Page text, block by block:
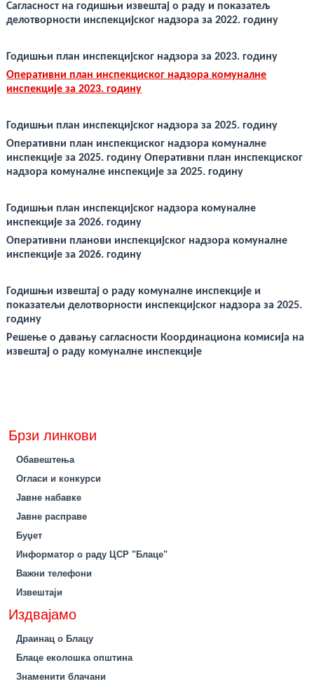
Сагласност на годишњи извештај о раду и показатељ
делотворности инспекцијског надзора за 2022. годину
Годишњи план инспекцијског надзора за 2023. годину
Оперативни план инспекциског надзора комуналне
инспекције за 2023. годину
Годишњи план инспекцијског надзора за 2025. годину
Оперативни план инспекциског надзора комуналне
инспекције за 2025. годину Оперативни план инспекциског
надзора комуналне инспекције за 2025. годину
Годишњи план инспекцијског надзора комуналне
инспекције за 2026. годину
Оперативни планови инспекцијског надзора комуналне
инспекције за 2026. годину
Годишњи извештај о раду комуналне инспекције и
показатељи делотворности инспекцијског надзора за 2025.
годину
Решење о давању сагласности Координациона комисија на
извештај о раду комуналне инспекције
Брзи линкови
Обавештења
Огласи и конкурси
Јавне набавке
Јавне расправе
Буџет
Информатор о раду ЦСР "Блаце"
Важни телефони
Извештаји
Издвајамо
Драинац о Блацу
Блаце еколошка општина
Знаменити блачани